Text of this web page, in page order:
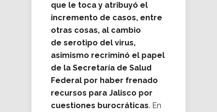
que le toca y atribuyó el
incremento de casos, entre
otras cosas, al cambio
de serotipo del virus,
asimismo recriminó el papel
de la Secretaría de Salud
Federal por haber frenado
recursos para Jalisco por
cuestiones burocráticas. En